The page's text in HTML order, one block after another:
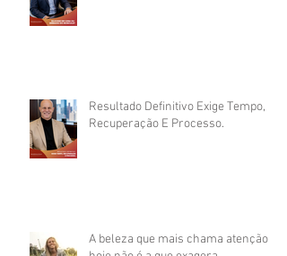
Resultado Definitivo Exige Tempo,
Recuperação E Processo.
A beleza que mais chama atenção